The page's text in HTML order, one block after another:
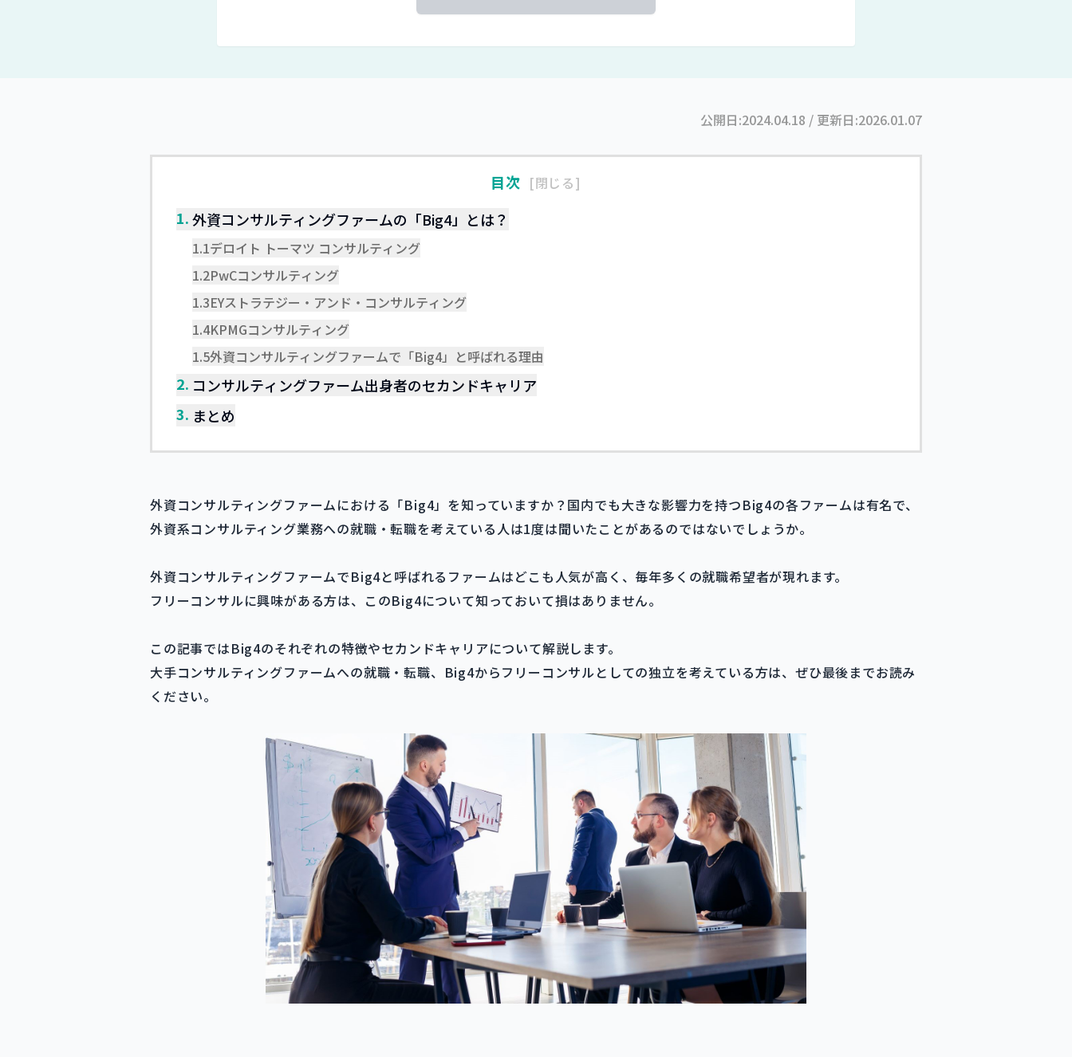
公開日:2024.04.18 / 更新日:2026.01.07
目次 閉じる
1.外資コンサルティングファームの「Big4」とは？
1.1デロイト トーマツ コンサルティング
1.2PwCコンサルティング
1.3EYストラテジー・アンド・コンサルティング
1.4KPMGコンサルティング
1.5外資コンサルティングファームで「Big4」と呼ばれる理由
2. コンサルティングファーム出身者のセカンドキャリア
3. まとめ
外資コンサルティングファームにおける「Big4」を知っていますか？国内でも大きな影響力を持つBig4の各ファームは有名で、
外資系コンサルティング業務への就職・転職を考えている人は1度は聞いたことがあるのではないでしょうか。
外資コンサルティングファームでBig4と呼ばれるファームはどこも人気が高く、毎年多くの就職希望者が現れます。
フリーコンサルに興味がある方は、このBig4について知っておいて損はありません。
この記事ではBig4のそれぞれの特徴やセカンドキャリアについて解説します。
大手コンサルティングファームへの就職・転職、Big4からフリーコンサルとしての独立を考えている方は、ぜひ最後までお読み
ください。